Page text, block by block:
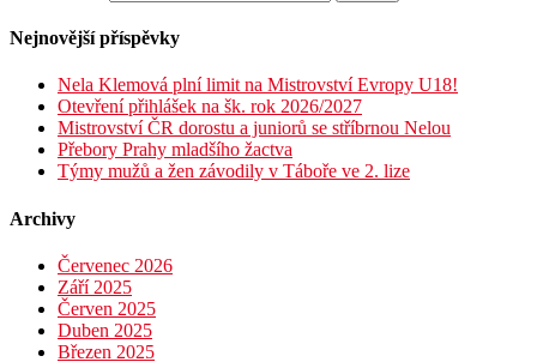
Nejnovější příspěvky
Nela Klemová plní limit na Mistrovství Evropy U18!
Otevření přihlášek na šk. rok 2026/2027
Mistrovství ČR dorostu a juniorů se stříbrnou Nelou
Přebory Prahy mladšího žactva
Týmy mužů a žen závodily v Táboře ve 2. lize
Archivy
Červenec 2026
Září 2025
Červen 2025
Duben 2025
Březen 2025